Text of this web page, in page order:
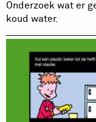
Onderzoek wat er
koud water.